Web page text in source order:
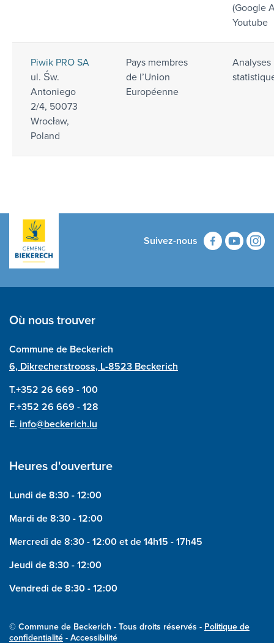
(Google
Youtube
Piwik PRO SA
ul. Św.
Antoniego
2/4, 50073
Wrocław,
Poland
Pays membres
de l’Union
Européenne
Analyses
Suivez-nous
Où nous trouver
Commune de Beckerich
6, Dikrecherstrooss, L-8523 Beckerich
T.+352 26 669 - 100
F.+352 26 669 - 128
E. info@beckerich.lu
Heures d'ouverture
Lundi de 8:30 - 12:00
Mardi de 8:30 - 12:00
Mercredi de 8:30 - 12:00 et de 14h15 - 17h45
Jeudi de 8:30 - 12:00
Vendredi de 8:30 - 12:00
© Commune de Beckerich - Tous droits réservés - Politique de
confidentialité- Accessibilité